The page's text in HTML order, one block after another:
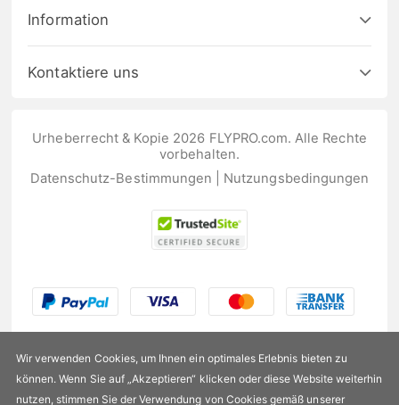
Information
Kontaktiere uns
Urheberrecht & Kopie 2026 FLYPRO.com. Alle Rechte
vorbehalten.
Datenschutz-Bestimmungen
Nutzungsbedingungen
Wir verwenden Cookies, um Ihnen ein optimales Erlebnis bieten zu
können. Wenn Sie auf „Akzeptieren“ klicken oder diese Website weiterhin
nutzen, stimmen Sie der Verwendung von Cookies gemäß unserer